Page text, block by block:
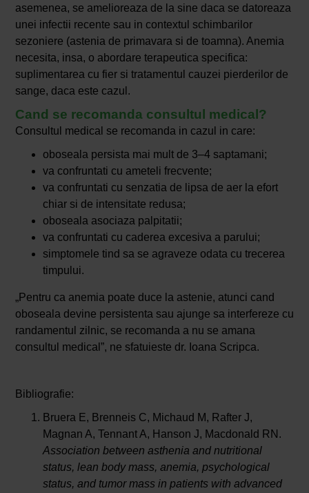
asemenea, se amelioreaza de la sine daca se datoreaza
unei infectii recente sau in contextul schimbarilor
sezoniere (astenia de primavara si de toamna). Anemia
necesita, insa, o abordare terapeutica specifica:
suplimentarea cu fier si tratamentul cauzei pierderilor de
sange, daca este cazul.
Cand se recomanda consultul medical?
Consultul medical se recomanda in cazul in care:
oboseala persista mai mult de 3–4 saptamani;
va confruntati cu ameteli frecvente;
va confruntati cu senzatia de lipsa de aer la efort
chiar si de intensitate redusa;
oboseala asociaza palpitatii;
va confruntati cu caderea excesiva a parului;
simptomele tind sa se agraveze odata cu trecerea
timpului.
„Pentru ca anemia poate duce la astenie, atunci cand
oboseala devine persistenta sau ajunge sa interfereze cu
randamentul zilnic, se recomanda a nu se amana
consultul medical”, ne sfatuieste dr. Ioana Scripca.
Bibliografie:
Bruera E, Brenneis C, Michaud M, Rafter J,
Magnan A, Tennant A, Hanson J, Macdonald RN.
Association between asthenia and nutritional
status, lean body mass, anemia, psychological
status, and tumor mass in patients with advanced